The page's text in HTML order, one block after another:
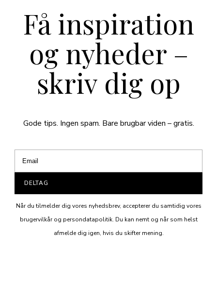
Få inspiration
og nyheder –
skriv dig op
Gode tips. Ingen spam. Bare brugbar viden – gratis.
DELTAG
Når du tilmelder dig vores nyhedsbrev, accepterer du samtidig vores
brugervilkår og persondatapolitik. Du kan nemt og når som helst
afmelde dig igen, hvis du skifter mening.